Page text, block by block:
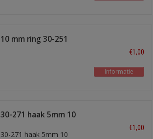
10 mm ring 30-251
€1,00
Informatie
30-271 haak 5mm 10
30-271 haak 5mm 10
€1,00